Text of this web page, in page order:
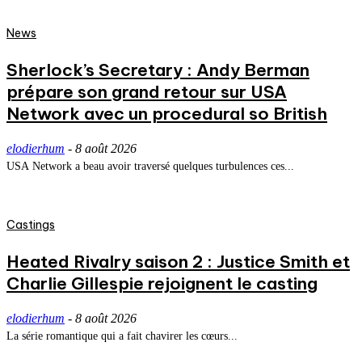
News
Sherlock’s Secretary : Andy Berman
prépare son grand retour sur USA
Network avec un procedural so British
elodierhum - 8 août 2026
USA Network a beau avoir traversé quelques turbulences ces...
Castings
Heated Rivalry saison 2 : Justice Smith et
Charlie Gillespie rejoignent le casting
elodierhum - 8 août 2026
La série romantique qui a fait chavirer les cœurs...